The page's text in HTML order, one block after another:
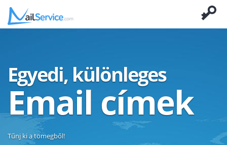
Egyedi, különleges
Email címek
Tűnj ki a tömegből!